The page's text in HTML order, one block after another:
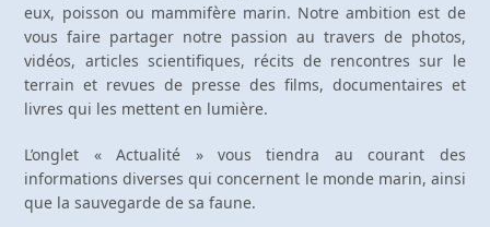
eux, poisson ou mammifère marin. Notre ambition est de
vous faire partager notre passion au travers de photos,
vidéos, articles scientifiques, récits de rencontres sur le
terrain et revues de presse des films, documentaires et
livres qui les mettent en lumière.
L’onglet « Actualité » vous tiendra au courant des
informations diverses qui concernent le monde marin, ainsi
que la sauvegarde de sa faune.